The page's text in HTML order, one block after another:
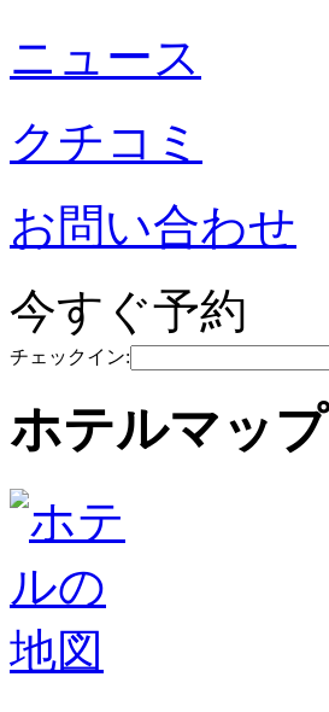
ニュース
クチコミ
お問い合わせ
今すぐ予約
チェックイン:
ホテルマップ